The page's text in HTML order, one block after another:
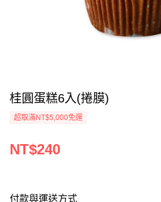
桂圓蛋糕6入(捲膜)
超取滿NT$5,000免運
NT$240
付款與運送方式